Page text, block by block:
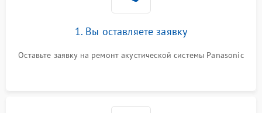
1. Вы оставляете заявку
Оставьте заявку на ремонт акустической системы Panasonic